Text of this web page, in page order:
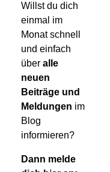
Willst du dich
einmal im
Monat schnell
und einfach
über alle
neuen
Beiträge und
Meldungen im
Blog
informieren?
Dann melde